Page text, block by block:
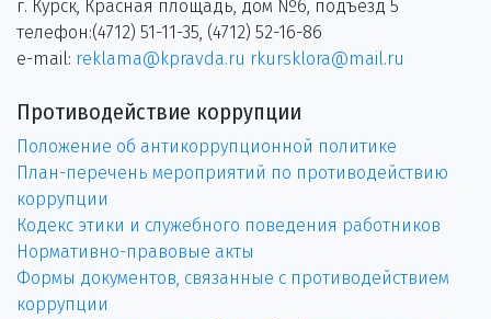
г. Курск, Красная площадь, дом №6, подъезд 5
телефон:(4712) 51-11-35, (4712) 52-16-86
e-mail: reklama@kpravda.ru rkursklora@mail.ru
Противодействие коррупции
Положение об антикоррупционной политике
План-перечень мероприятий по противодействию
коррупции
Кодекс этики и служебного поведения работников
Нормативно-правовые акты
Формы документов, связанные с противодействием
коррупции